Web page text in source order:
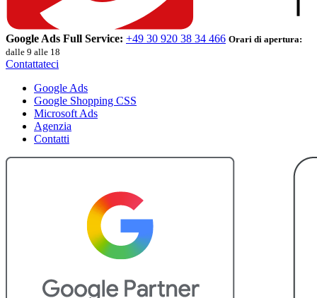
Google Ads Full Service: +49 30 920 38 34 466 Orari di apertura:
dalle 9 alle 18
Contattateci
Google Ads
Google Shopping CSS
Microsoft Ads
Agenzia
Contatti